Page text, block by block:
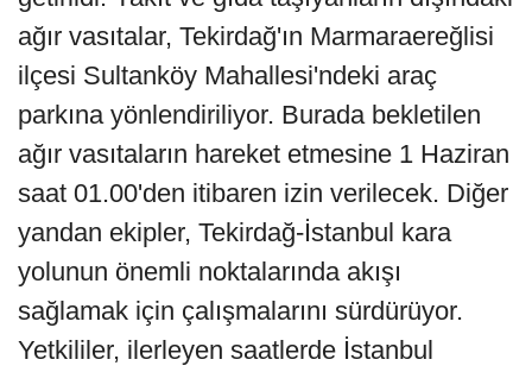
ağır vasıtalar, Tekirdağ'ın Marmaraereğlisi
ilçesi Sultanköy Mahallesi'ndeki araç
parkına yönlendiriliyor. Burada bekletilen
ağır vasıtaların hareket etmesine 1 Haziran
saat 01.00'den itibaren izin verilecek. Diğer
yandan ekipler, Tekirdağ-İstanbul kara
yolunun önemli noktalarında akışı
sağlamak için çalışmalarını sürdürüyor.
Yetkililer, ilerleyen saatlerde İstanbul